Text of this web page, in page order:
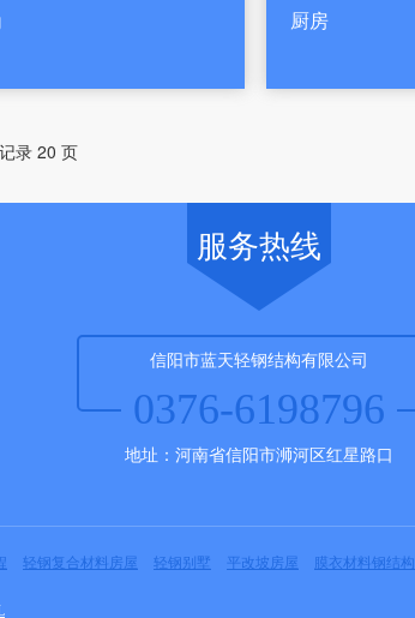
厨房
录 20 页
服务热线
信阳市蓝天轻钢结构有限公司
0376-6198796
地址：河南省信阳市浉河区红星路口
轻钢复合材料房屋 轻钢别墅 平改坡房屋 膜衣材料钢结构